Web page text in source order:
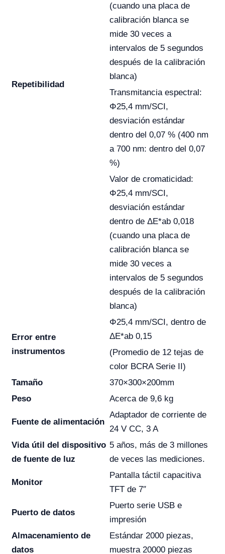
Repetibilidad
(cuando una placa de
calibración blanca se
mide 30 veces a
intervalos de 5 segundos
después de la calibración
blanca)
Transmitancia espectral:
Φ25,4 mm/SCI,
desviación estándar
dentro del 0,07 % (400 nm
a 700 nm: dentro del 0,07
%)
Valor de cromaticidad:
Φ25,4 mm/SCI,
desviación estándar
dentro de ΔE*ab 0,018
(cuando una placa de
calibración blanca se
mide 30 veces a
intervalos de 5 segundos
después de la calibración
blanca)
Error entre
instrumentos
Φ25,4 mm/SCI, dentro de
ΔE*ab 0,15
(Promedio de 12 tejas de
color BCRA Serie II)
Tamaño
370×300×200mm
Peso
Acerca de 9,6 kg
Fuente de alimentación
Adaptador de corriente de
24 V CC, 3 A
Vida útil del dispositivo
de fuente de luz
5 años, más de 3 millones
de veces las mediciones.
Monitor
Pantalla táctil capacitiva
TFT de 7″
Puerto de datos
Puerto serie USB e
impresión
Almacenamiento de
datos
Estándar 2000 piezas,
muestra 20000 piezas